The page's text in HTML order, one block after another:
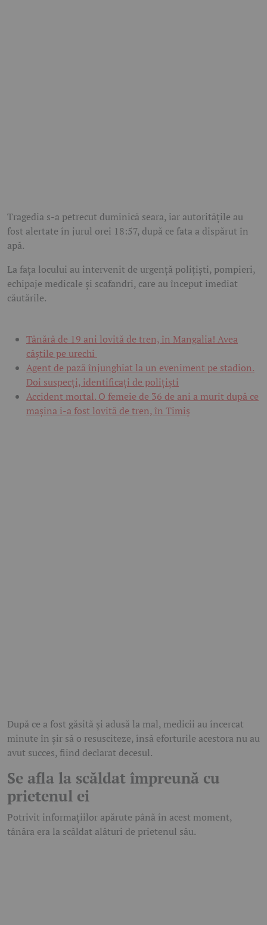
Tragedia s-a petrecut duminică seara, iar autoritățile au
fost alertate în jurul orei 18:57, după ce fata a dispărut în
apă.
La fața locului au intervenit de urgență polițiști, pompieri,
echipaje medicale și scafandri, care au început imediat
căutările.
Tânără de 19 ani lovită de tren, în Mangalia! Avea
căștile pe urechi
Agent de pază înjunghiat la un eveniment pe stadion.
Doi suspecți, identificați de polițiști
Accident mortal. O femeie de 36 de ani a murit după ce
mașina i-a fost lovită de tren, în Timiș
După ce a fost găsită și adusă la mal, medicii au încercat
minute în șir să o resusciteze, însă eforturile acestora nu au
avut succes, fiind declarat decesul.
Se afla la scăldat împreună cu
prietenul ei
Potrivit informațiilor apărute până în acest moment,
tânăra era la scăldat alături de prietenul său.